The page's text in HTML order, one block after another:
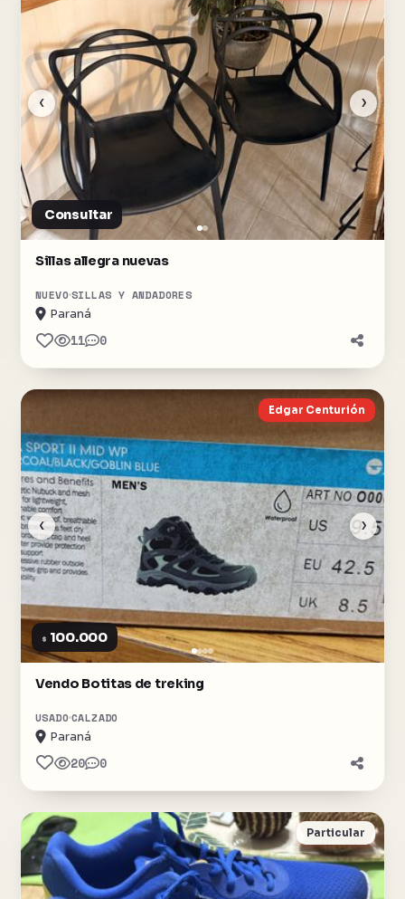
‹ ›
Consultar
Sillas allegra nuevas
NUEVO SILLAS Y ANDADORES
Paraná
11 0
‹ ›
Edgar Centurión
$ 100.000
Vendo Botitas de treking
USADO CALZADO
Paraná
20 0
Particular